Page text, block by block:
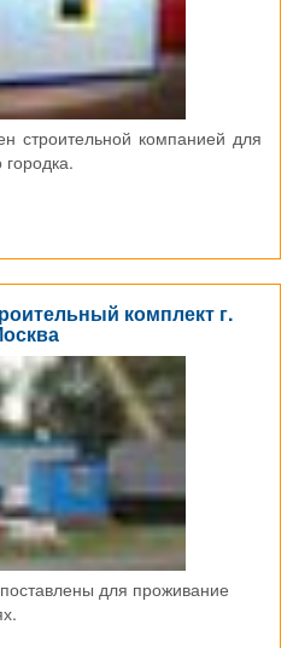
строительной компанией для
комплект г.
для проживание